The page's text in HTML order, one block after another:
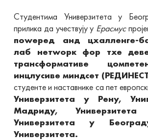
Студентима Универзитета у
прилика да учествују у Ерасмус
поwеред анд цхалленге-
лаб нетwорк фор тхе
трансформативе
инцлусиве миндсет
студенте и наставнике са пет
Универзитета у Рену,
Мадриду,
Универзитета у
Универзитета.